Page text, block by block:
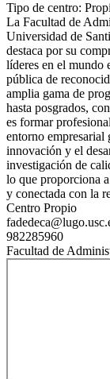
Tipo de centro:
La Facultad de
Universidad de
destaca por su
líderes en el mundo
pública de
amplia gama de
hasta posgrados,
es formar
entorno
innovación y el
investigación de
lo que proporciona
y conectada con la
Centro Propio
982285960
Facultad de